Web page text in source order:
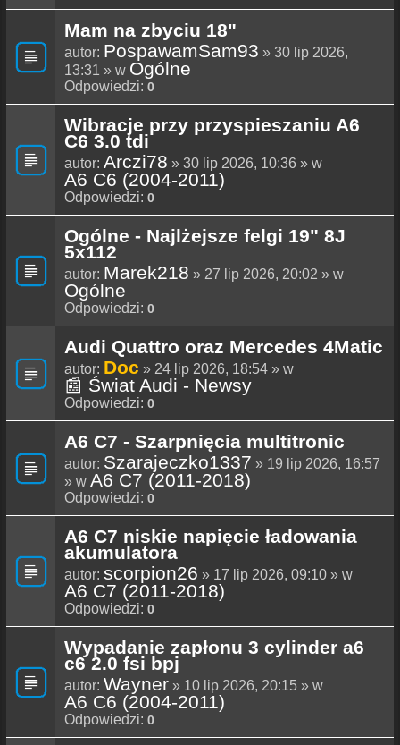
Mam na zbyciu 18"
autor: PospawamSam93 » 30 lip 2026,
13:31 » w Ogólne
Odpowiedzi: 0
Wibracje przy przyspieszaniu A6
C6 3.0 tdi
autor: Arczi78 » 30 lip 2026, 10:36 » w
A6 C6 (2004-2011)
Odpowiedzi: 0
Ogólne - Najlżejsze felgi 19" 8J
5x112
autor: Marek218 » 27 lip 2026, 20:02 » w
Ogólne
Odpowiedzi: 0
Audi Quattro oraz Mercedes 4Matic
autor: Doc » 24 lip 2026, 18:54 » w
📰 Świat Audi - Newsy
Odpowiedzi: 0
A6 C7 - Szarpnięcia multitronic
autor: Szarajeczko1337 » 19 lip 2026, 16:57
» w A6 C7 (2011-2018)
Odpowiedzi: 0
A6 C7 niskie napięcie ładowania
akumulatora
autor: scorpion26 » 17 lip 2026, 09:10 » w
A6 C7 (2011-2018)
Odpowiedzi: 0
Wypadanie zapłonu 3 cylinder a6
c6 2.0 fsi bpj
autor: Wayner » 10 lip 2026, 20:15 » w
A6 C6 (2004-2011)
Odpowiedzi: 0